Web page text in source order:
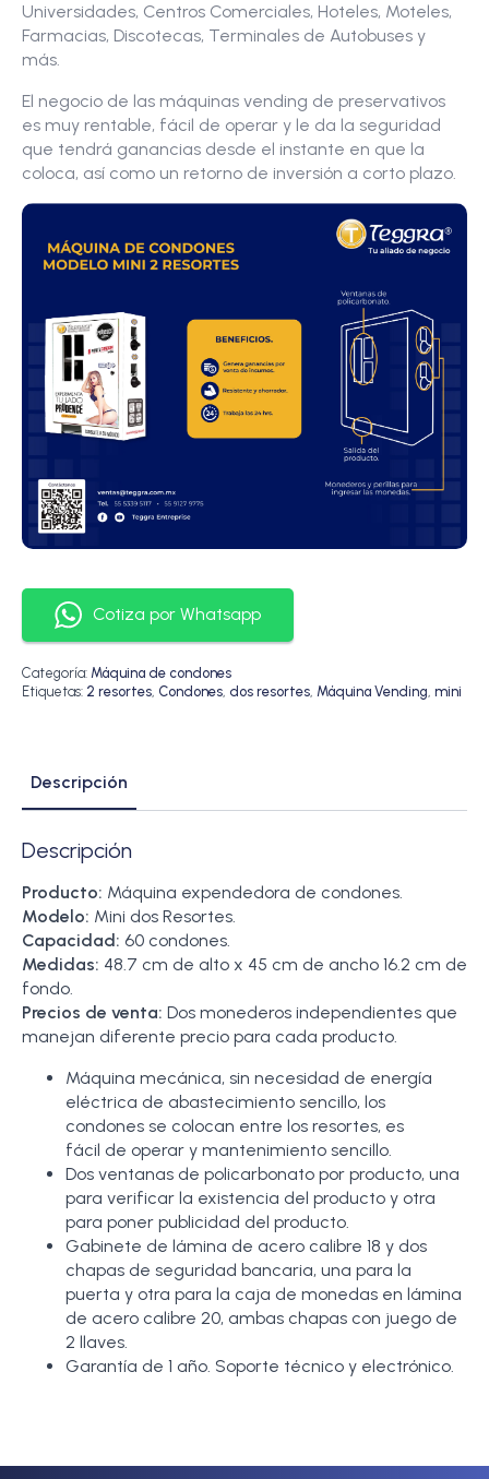
Universidades, Centros Comerciales, Hoteles, Moteles,
Farmacias, Discotecas, Terminales de Autobuses y
más.
El negocio de las máquinas vending de preservativos
es muy rentable, fácil de operar y le da la seguridad
que tendrá ganancias desde el instante en que la
coloca, así como un retorno de inversión a corto plazo.
Cotiza por Whatsapp
Categoría: Máquina de condones
Etiquetas: 2 resortes, Condones, dos resortes, Máquina Vending, mini
Descripción
Descripción
Producto: Máquina expendedora de condones.
Modelo: Mini dos Resortes.
Capacidad: 60 condones.
Medidas: 48.7 cm de alto x 45 cm de ancho 16.2 cm de
fondo.
Precios de venta: Dos monederos independientes que
manejan diferente precio para cada producto.
Máquina mecánica, sin necesidad de energía
eléctrica de abastecimiento sencillo, los
condones se colocan entre los resortes, es
fácil de operar y mantenimiento sencillo.
Dos ventanas de policarbonato por producto, una
para verificar la existencia del producto y otra
para poner publicidad del producto.
Gabinete de lámina de acero calibre 18 y dos
chapas de seguridad bancaria, una para la
puerta y otra para la caja de monedas en lámina
de acero calibre 20, ambas chapas con juego de
2 llaves.
Garantía de 1 año. Soporte técnico y electrónico.